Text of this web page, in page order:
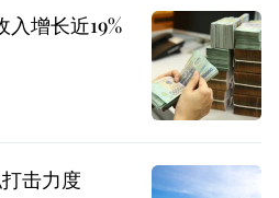
增长近19%
击力度